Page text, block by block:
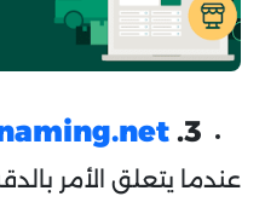
3.
عندما يتعلق الأمر